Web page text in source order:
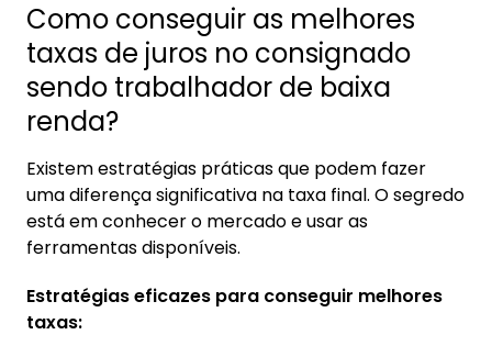
Como conseguir as melhores
taxas de juros no consignado
sendo trabalhador de baixa
renda?
Existem estratégias práticas que podem fazer
uma diferença significativa na taxa final. O segredo
está em conhecer o mercado e usar as
ferramentas disponíveis.
Estratégias eficazes para conseguir melhores
taxas: